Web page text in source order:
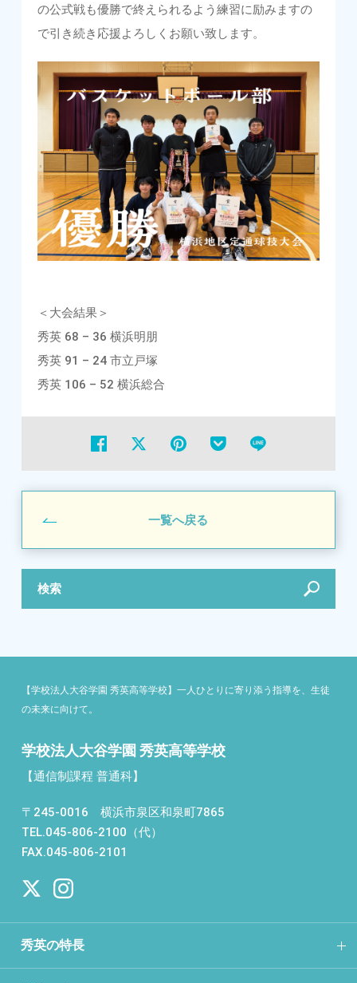
の公式戦も優勝で終えられるよう練習に励みますの
で引き続き応援よろしくお願い致します。
＜大会結果＞
秀英 68 – 36 横浜明朋
秀英 91 – 24 市立戸塚
秀英 106 – 52 横浜総合
一覧へ戻る
検索
【学校法人大谷学園 秀英高等学校】一人ひとりに寄り添う指導を、生徒
の未来に向けて。
学校法人大谷学園 秀英高等学校
【通信制課程 普通科】
〒245-0016 横浜市泉区和泉町7865
TEL.045-806-2100（代）
FAX.045-806-2101
秀英の特長